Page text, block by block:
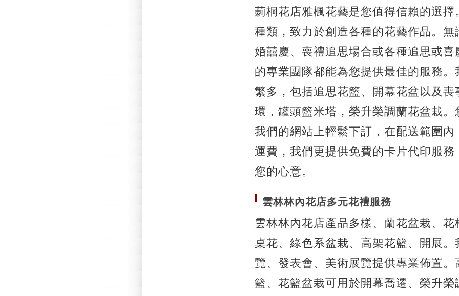
莿桐花店雅楓花藝是您值得信賴的選
種類，致力於創造各種的花藝作品。
婚囍慶、喪禮追思場合或各種追思或
的專業團隊都能為您提供最佳的服務
繁多，包括追思花籃、開幕花盆以及
環，罐頭籃米塔，榮升榮調蘭花盆栽
我們的網站上輕鬆下訂，在配送範圍
運費，我們更提供免費的卡片代印服
您的心意。
雲林林內花店多元花禮服務
雲林林內花店產品多樣、蘭花盆栽、
桌花、綠色系盆栽、高架花籃、開展
覽、發表會、美術展覽提供專業佈置
籃、花籃盆栽可用於開幕喬遷、榮升